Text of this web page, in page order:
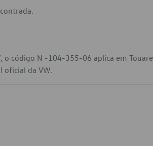
o código N -104-355-06 aplica em
oficial da VW.